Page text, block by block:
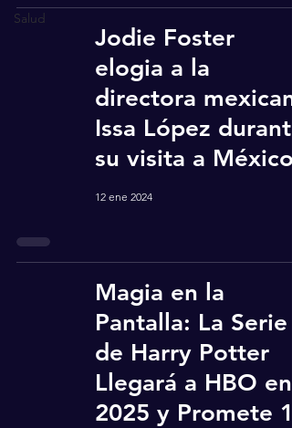
Salud
Jodie Foster
elogia a la
directora
Issa López durante
su visita a México
12 ene 2024
Magia en la
Pantalla: La Serie
de Harry Potter
Llegará a HBO en
2025 y Promete